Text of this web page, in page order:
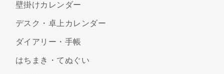
壁掛けカレンダー
デスク・卓上カレンダー
ダイアリー・手帳
はちまき・てぬぐい